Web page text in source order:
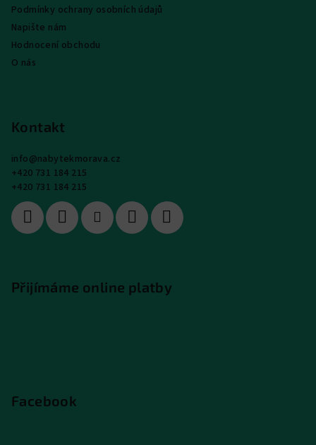
Podmínky ochrany osobních údajů
Napište nám
Hodnocení obchodu
O nás
Kontakt
info@nabytekmorava.cz
+420 731 184 215
+420 731 184 215
Přijímáme online platby
Facebook